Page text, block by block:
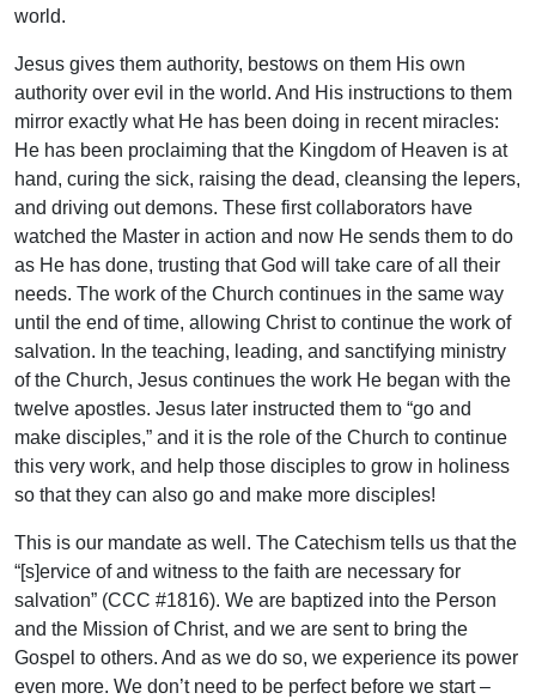
world.
Jesus gives them authority, bestows on them His own
authority over evil in the world. And His instructions to them
mirror exactly what He has been doing in recent miracles:
He has been proclaiming that the Kingdom of Heaven is at
hand, curing the sick, raising the dead, cleansing the lepers,
and driving out demons. These first collaborators have
watched the Master in action and now He sends them to do
as He has done, trusting that God will take care of all their
needs. The work of the Church continues in the same way
until the end of time, allowing Christ to continue the work of
salvation. In the teaching, leading, and sanctifying ministry
of the Church, Jesus continues the work He began with the
twelve apostles. Jesus later instructed them to “go and
make disciples,” and it is the role of the Church to continue
this very work, and help those disciples to grow in holiness
so that they can also go and make more disciples!
This is our mandate as well. The Catechism tells us that the
“[s]ervice of and witness to the faith are necessary for
salvation” (CCC #1816). We are baptized into the Person
and the Mission of Christ, and we are sent to bring the
Gospel to others. And as we do so, we experience its power
even more. We don’t need to be perfect before we start –